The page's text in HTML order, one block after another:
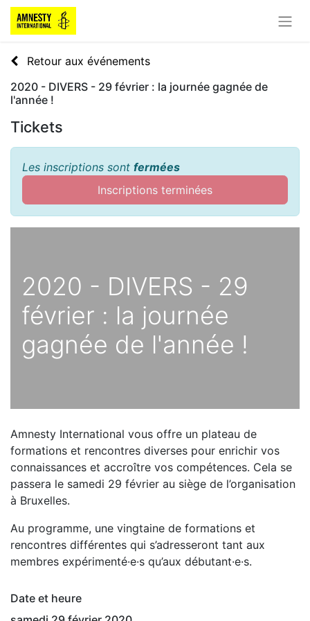
Retour aux événements
2020 - DIVERS - 29 février : la journée gagnée de
l'année !
Tickets
Les inscriptions sont fermées
Inscriptions terminées
2020 - DIVERS - 29
février : la journée
gagnée de l'année !
Amnesty International vous offre un plateau de
formations et rencontres diverses pour enrichir vos
connaissances et accroître vos compétences. Cela se
passera le samedi 29 février au siège de l’organisation
à Bruxelles.
Au programme, une vingtaine de formations et
rencontres différentes qui s’adresseront tant aux
membres expérimenté·e·s qu’aux débutant·e·s.
Date et heure